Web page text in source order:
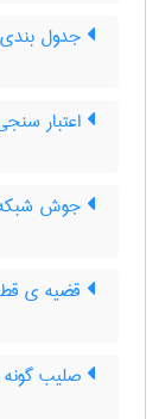
جدول
اعتبار
جوش
قضیه ی
صلیب گونه